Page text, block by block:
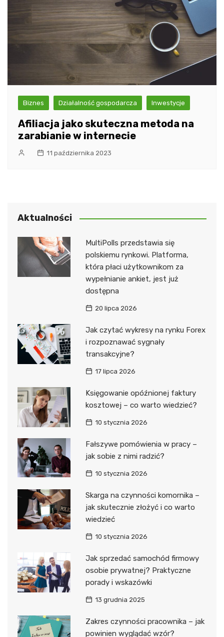
Biznes Działalność gospodarcza Inwestycje
Afiliacja jako skuteczna metoda na
zarabianie w internecie
11 października 2023
Aktualności
MultiPolls przedstawia się
polskiemu rynkowi. Platforma,
która płaci użytkownikom za
wypełnianie ankiet, jest już
dostępna
20 lipca 2026
Jak czytać wykresy na rynku Forex
i rozpoznawać sygnały
transakcyjne?
17 lipca 2026
Księgowanie opóźnionej faktury
kosztowej – co warto wiedzieć?
10 stycznia 2026
Fałszywe pomówienia w pracy –
jak sobie z nimi radzić?
10 stycznia 2026
Skarga na czynności komornika –
jak skutecznie złożyć i co warto
wiedzieć
10 stycznia 2026
Jak sprzedać samochód firmowy
osobie prywatnej? Praktyczne
porady i wskazówki
13 grudnia 2025
Zakres czynności pracownika – jak
powinien wyglądać wzór?